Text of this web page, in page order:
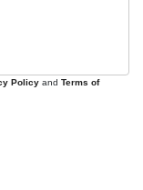
Policy and Terms of